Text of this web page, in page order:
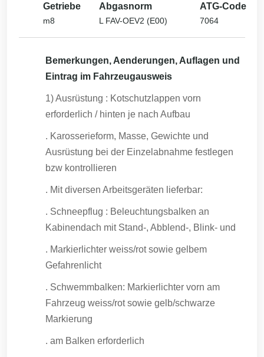
Getriebe Abgasnorm ATG-Code
m8 L FAV-OEV2 (E00) 7064
Bemerkungen, Aenderungen, Auflagen und
Eintrag im Fahrzeugausweis
1) Ausrüstung : Kotschutzlappen vorn
erforderlich / hinten je nach Aufbau
. Karosserieform, Masse, Gewichte und
Ausrüstung bei der Einzelabnahme festlegen
bzw kontrollieren
. Mit diversen Arbeitsgeräten lieferbar:
. Schneepflug : Beleuchtungsbalken an
Kabinendach mit Stand-, Abblend-, Blink- und
. Markierlichter weiss/rot sowie gelbem
Gefahrenlicht
. Schwemmbalken: Markierlichter vorn am
Fahrzeug weiss/rot sowie gelb/schwarze
Markierung
. am Balken erforderlich